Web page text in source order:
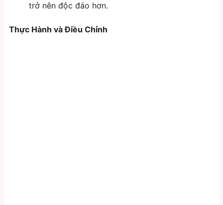
trở nên độc đáo hơn.
Thực Hành và Điều Chỉnh